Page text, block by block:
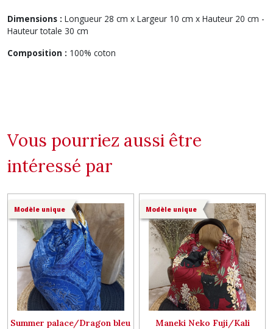
Dimensions : Longueur 28 cm x Largeur 10 cm x Hauteur 20 cm -
Hauteur totale 30 cm
Composition : 100% coton
Vous pourriez aussi être
intéressé par
Modèle unique
Summer palace/Dragon bleu
Modèle unique
Maneki Neko Fuji/Kali